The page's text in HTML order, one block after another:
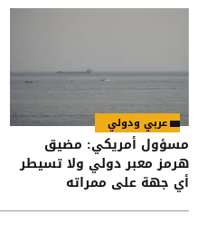
عربي ودولي
مسؤول أمريكي: مضيق
هرمز معبر دولي ولا تسيطر
أي جهة على ممراته